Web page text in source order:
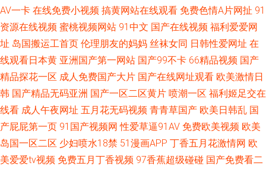
AV一卡 在线免费小视频 搞黄网站在线观看 免费色情A片网扯 91
资源在线视频 蜜桃视频网站 91中文 国产在线视频 福利爱爱网
址 岛国搬运工首页 伦理朋友的妈妈 丝袜女同 日韩性爱网址 在
线观看日本黄 亚洲国产第一网站 国产99不卡 66精品视频 国产
精品探花一区 成人免费国产大片 国产在线网址观看 欧美激情日
韩 国产精品无码亚洲 国产一区二区黄片 喷潮一区 福利姬足交在
线看 成人午夜网址 五月花无码视频 青青草国产 欧美日韩乱 国
产屁屁第一页 91国产视频网 性爱草逼91AV 免费欧美视频 欧美
岛国一区二区 少妇喷水18禁 51漫画APP 丁香五月花激情网 欧
美爱爱tv视频 免费五月丁香视频 97香蕉超级碰碰 国产免费看二